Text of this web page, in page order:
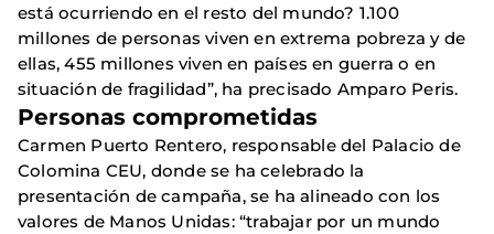
está ocurriendo en el resto del mundo? 1.100
millones de personas viven en extrema pobreza y de
ellas, 455 millones viven en países en guerra o en
situación de fragilidad”, ha precisado Amparo Peris.
Personas comprometidas
Carmen Puerto Rentero, responsable del Palacio de
Colomina CEU, donde se ha celebrado la
presentación de campaña, se ha alineado con los
valores de Manos Unidas: “trabajar por un mundo